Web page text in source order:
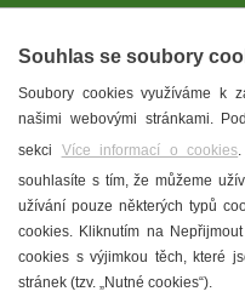
T.
Městské
Souhlas se soubory
Soubory cookies využíváme k
našimi webovými stránkami.
sekci Více informací o cookies
souhlasíte s tím, že můžeme
užívání pouze některých typů
cookies. Kliknutím na
cookies s výjimkou těch, které
stránek (tzv. „Nutné cookies“).